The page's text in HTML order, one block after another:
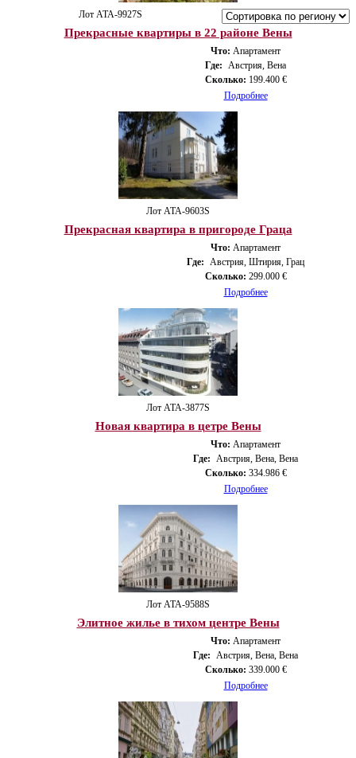
Лот ATA-9927S
Прекрасные квартиры в 22 районе Вены
Что: Апартамент
Где: Австрия, Вена
Сколько: 199.400 €
Подробнее
Лот ATA-9603S
Прекрасная квартира в пригороде Граца
Что: Апартамент
Где: Австрия, Штирия, Грац
Сколько: 299.000 €
Подробнее
Лот ATA-3877S
Новая квартира в цетре Вены
Что: Апартамент
Где: Австрия, Вена, Вена
Сколько: 334.986 €
Подробнее
Лот ATA-9588S
Элитное жилье в тихом центре Вены
Что: Апартамент
Где: Австрия, Вена, Вена
Сколько: 339.000 €
Подробнее